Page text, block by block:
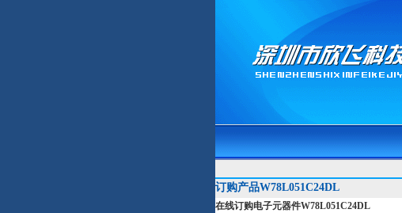
订购产品W78L051C24DL
在线订购电子元器件W78L051C24DL